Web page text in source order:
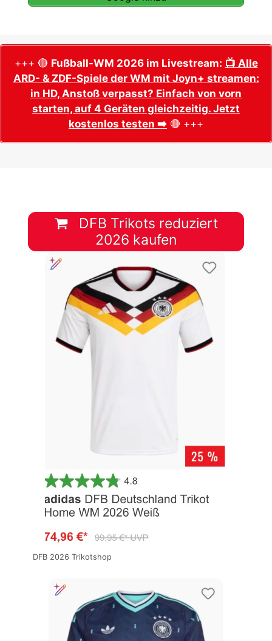
+++ 🔴 Fußball-WM 2026 im Livestream: 📺 Alle
ARD- & ZDF-Spiele der WM mit Joyn+ streamen:
in HD, Anstoß verpasst? Einfach von vorn
starten, auf 4 Geräten gleichzeitig. Jetzt
kostenlos testen ➡️ 🔴 +++
DFB Trikots reduziert
2026 kaufen
DFB 2026 Trikotshop